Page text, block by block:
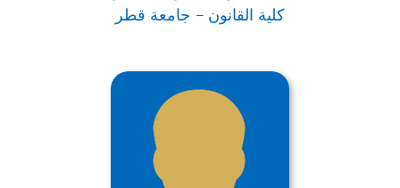
كلية القانون – جامعة قطر